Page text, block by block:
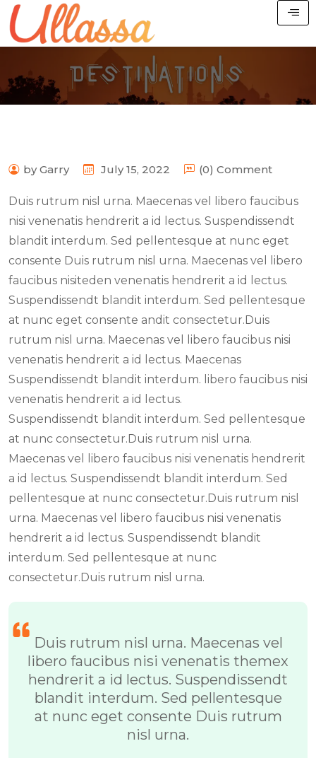
by Garry July 15, 2022 (0) Comment
Duis rutrum nisl urna. Maecenas vel libero faucibus
nisi venenatis hendrerit a id lectus. Suspendissendt
blandit interdum. Sed pellentesque at nunc eget
consente Duis rutrum nisl urna. Maecenas vel libero
faucibus nisiteden venenatis hendrerit a id lectus.
Suspendissendt blandit interdum. Sed pellentesque
at nunc eget consente andit consectetur.Duis
rutrum nisl urna. Maecenas vel libero faucibus nisi
venenatis hendrerit a id lectus. Maecenas
Suspendissendt blandit interdum. libero faucibus nisi
venenatis hendrerit a id lectus.
Suspendissendt blandit interdum. Sed pellentesque
at nunc consectetur.Duis rutrum nisl urna.
Maecenas vel libero faucibus nisi venenatis hendrerit
a id lectus. Suspendissendt blandit interdum. Sed
pellentesque at nunc consectetur.Duis rutrum nisl
urna. Maecenas vel libero faucibus nisi venenatis
hendrerit a id lectus. Suspendissendt blandit
interdum. Sed pellentesque at nunc
consectetur.Duis rutrum nisl urna.
Duis rutrum nisl urna. Maecenas vel
libero faucibus nisi venenatis themex
hendrerit a id lectus. Suspendissendt
blandit interdum. Sed pellentesque
at nunc eget consente Duis rutrum
nisl urna.